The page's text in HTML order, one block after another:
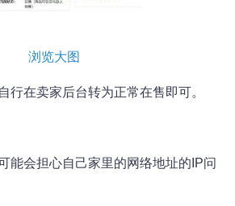
浏览大图
行在卖家后台转为正常在售即可。
能会担心自己家里的网络地址的IP问